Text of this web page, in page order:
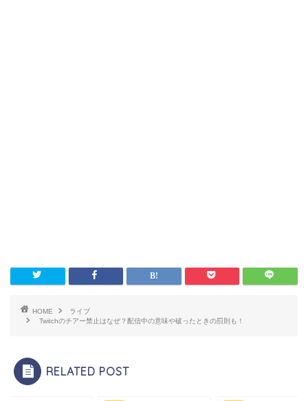
HOME
ライブ
Twitchのチアー禁止はなぜ？配信中の意味や破ったときの罰則も！
RELATED POST